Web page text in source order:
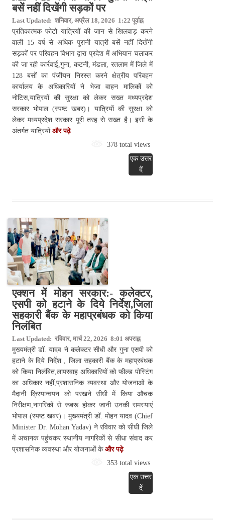
बसें नहीं दिखेंगी सड़कों पर
Last Updated: शनिवार, अप्रैल 18, 2026 1:22 पूर्वाह्न
प्रतिकात्मक फोटो यात्रियों की जान से खिलवाड़ करने
वाली 15 वर्ष से अधिक पुरानी यात्री बसें नहीं दिखेंगी
सड़कों पर परिवहन विभाग द्वारा प्रदेश में अभियान चलाकर
की जा रही कार्रवाई,गुना, कटनी, मंडला, रतलाम में जिले में
128 बसों का पंजीयन निरस्त करने क्षेत्रीय परिवहन
कार्यालय के अधिकारियों ने भेजा वाहन मालिकों को
नोटिस,यात्रियों की सुरक्षा को लेकर सख्त मध्यप्रदेश
सरकार भोपाल (स्पष्ट खबर)। यात्रियों की सुरक्षा को
लेकर मध्यप्रदेश सरकार पूरी तरह से सख्त है। इसी के
अंतर्गत यात्रियों और पढ़े
378 total views
एक उत्तर
दें
एक्शन में मोहन सरकार:- कलेक्टर,
एसपी को हटाने के दिये निर्देश,जिला
सहकारी बैंक के महाप्रबंधक को किया
निलंबित
Last Updated: रविवार, मार्च 22, 2026 8:01 अपराह्न
मुख्यमंत्री डॉ. यादव ने कलेक्टर सीधी और गुना एसपी को
हटाने के दिये निर्देश , जिला सहकारी बैंक के महाप्रबंधक
को किया निलंबित,लापरवाह अधिकारियों को फील्ड पोस्टिंग
का अधिकार नहीं,प्रशासनिक व्यवस्था और योजनाओं के
मैदानी क्रियान्वयन को परखने सीधी में किया औचक
निरीक्षण,नागरिकों से रूबरू होकर जानी उनकी समस्याएं
भोपाल (स्पष्ट खबर)। मुख्यमंत्री डॉ. मोहन यादव (Chief
Minister Dr. Mohan Yadav) ने रविवार को सीधी जिले
में अचानक पहुंचकर स्थानीय नागरिकों से सीधा संवाद कर
प्रशासनिक व्यवस्था और योजनाओं के और पढ़े
353 total views
एक उत्तर
दें